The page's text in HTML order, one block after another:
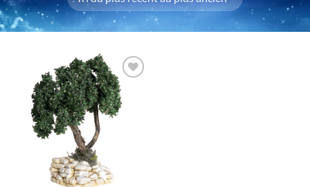
Ajouter
à la liste
d'envie